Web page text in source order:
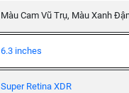
Màu Cam Vũ Trụ, Màu Xanh
6.3 inches
Super Retina XDR